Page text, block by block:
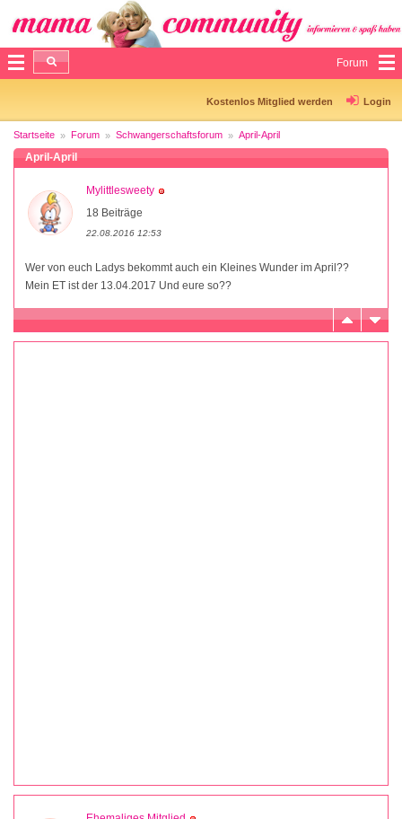
Forum
Kostenlos Mitglied werden Login
Startseite Forum Schwangerschaftsforum April-April
April-April
Mylittlesweety
18 Beiträge
22.08.2016 12:53
Wer von euch Ladys bekommt auch ein Kleines Wunder im April??
Mein ET ist der 13.04.2017 Und eure so??